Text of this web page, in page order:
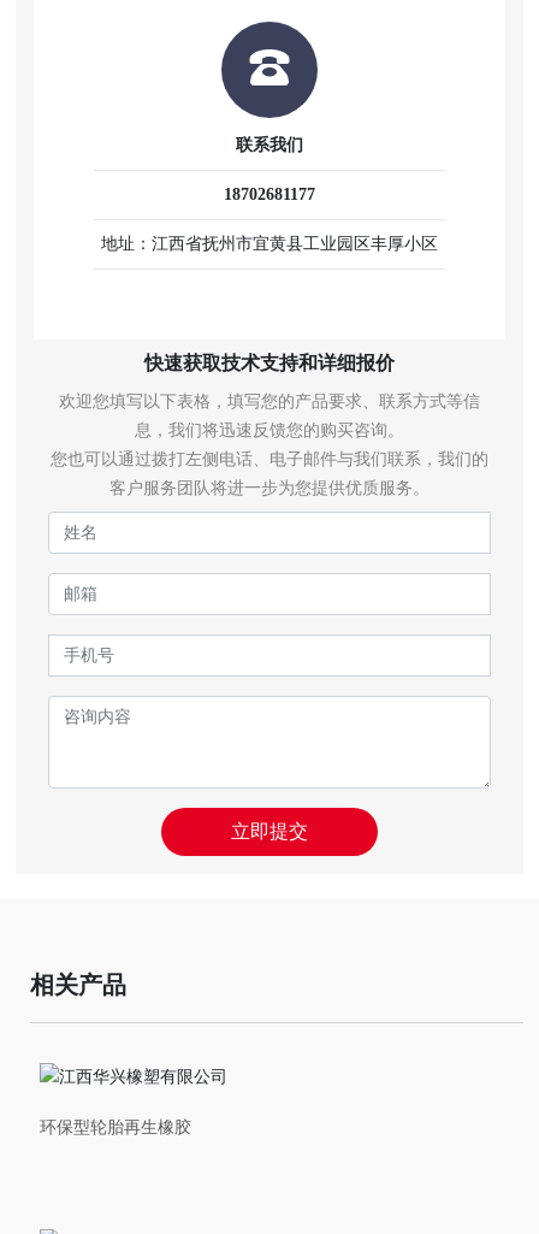
联系我们
18702681177
地址：江西省抚州市宜黄县工业园区丰厚小区
快速获取技术支持和详细报价
欢迎您填写以下表格，填写您的产品要求、联系方式等信
息，我们将迅速反馈您的购买咨询。
您也可以通过拨打左侧电话、电子邮件与我们联系，我们的
客户服务团队将进一步为您提供优质服务。
立即提交
相关产品
环保型轮胎再生橡胶